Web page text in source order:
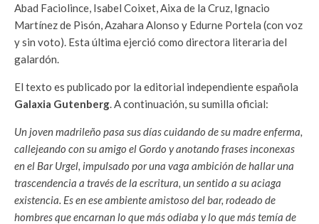
Abad Faciolince, Isabel Coixet, Aixa de la Cruz, Ignacio
Martínez de Pisón, Azahara Alonso y Edurne Portela (con voz
y sin voto). Esta última ejerció como directora literaria del
galardón.
El texto es publicado por la editorial independiente española
Galaxia Gutenberg. A continuación, su sumilla oficial:
Un joven madrileño pasa sus días cuidando de su madre enferma,
callejeando con su amigo el Gordo y anotando frases inconexas
en el Bar Urgel, impulsado por una vaga ambición de hallar una
trascendencia a través de la escritura, un sentido a su aciaga
existencia. Es en ese ambiente amistoso del bar, rodeado de
hombres que encarnan lo que más odiaba y lo que más temía de